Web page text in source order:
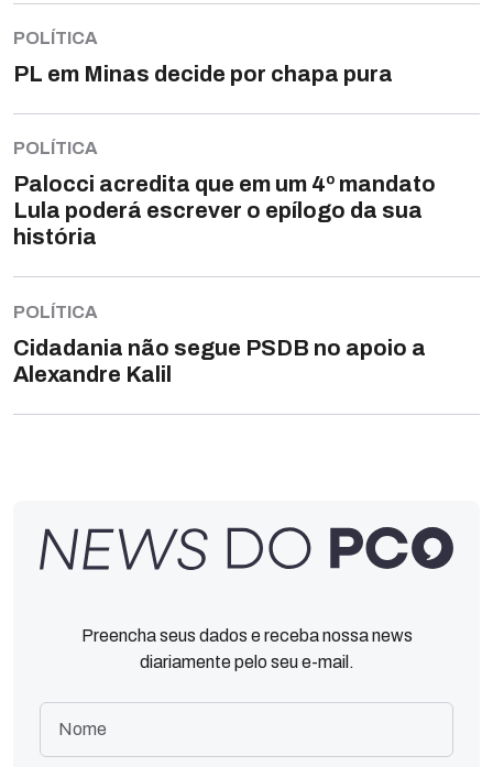
POLÍTICA
PL em Minas decide por chapa pura
POLÍTICA
Palocci acredita que em um 4º mandato
Lula poderá escrever o epílogo da sua
história
POLÍTICA
Cidadania não segue PSDB no apoio a
Alexandre Kalil
Preencha seus dados e receba nossa news
diariamente pelo seu e-mail.